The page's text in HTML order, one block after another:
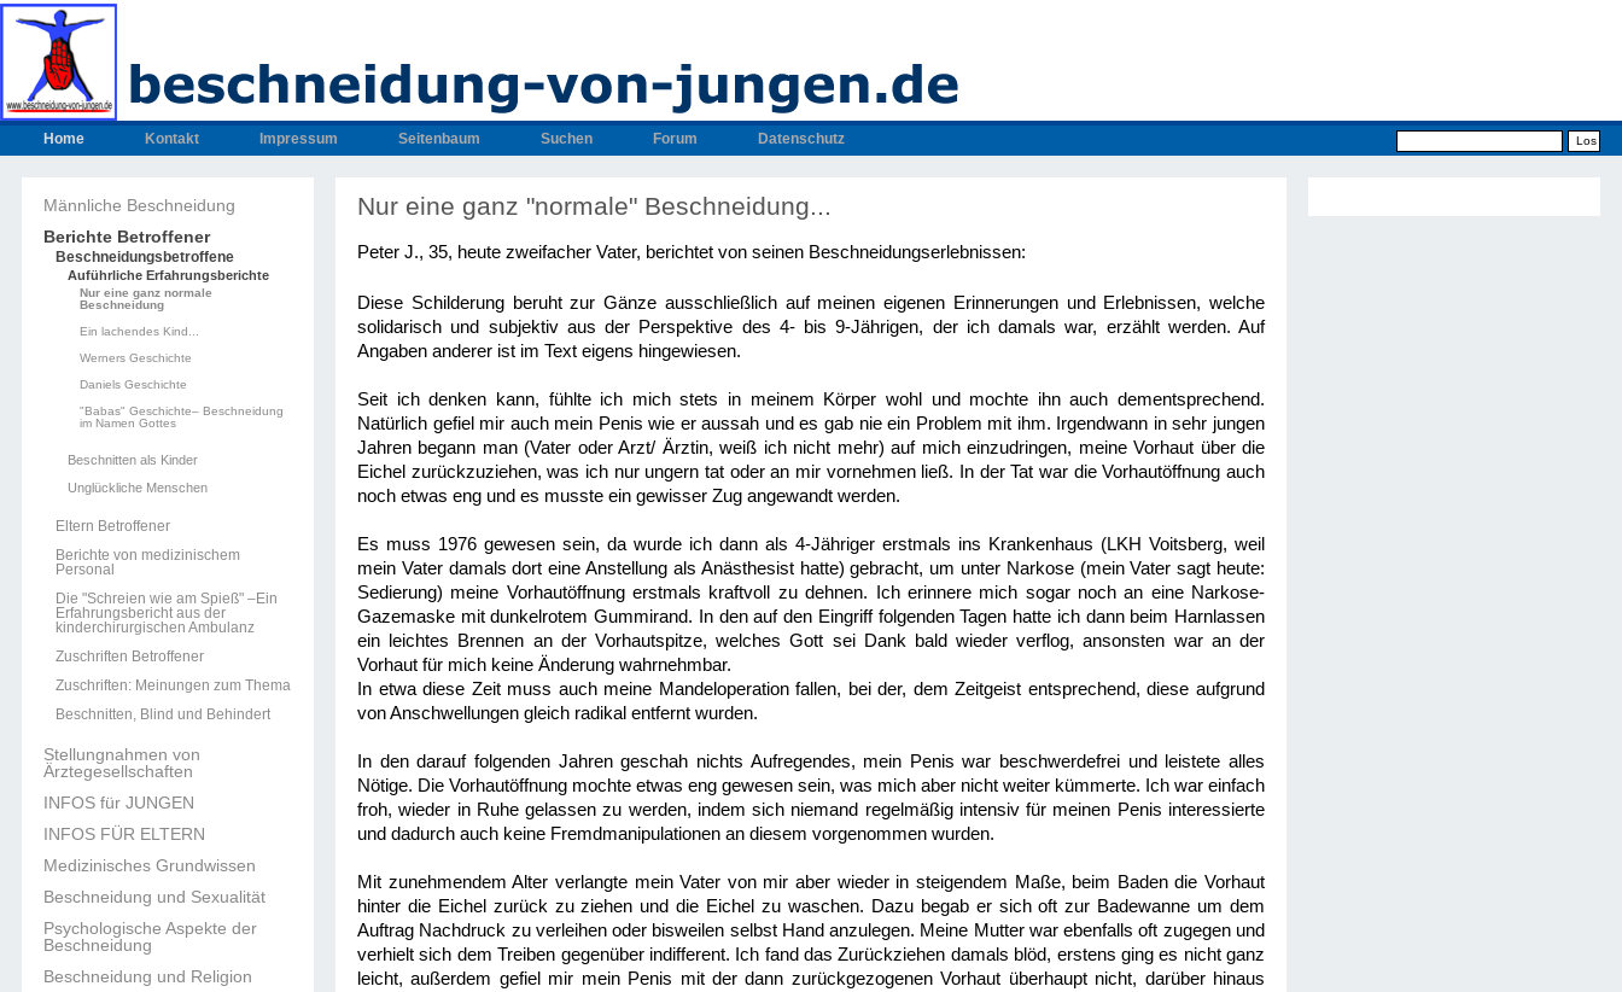
Home Kontakt Impressum Seitenbaum Suchen Forum Datenschutz
Männliche Beschneidung
Berichte Betroffener
Beschneidungsbetroffene
Auführliche Erfahrungsberichte
Nur eine ganz normale
Beschneidung
Ein lachendes Kind...
Werners Geschichte
Daniels Geschichte
"Babas" Geschichte– Beschneidung
im Namen Gottes
Beschnitten als Kinder
Unglückliche Menschen
Eltern Betroffener
Berichte von medizinischem
Personal
Die "Schreien wie am Spieß" –Ein
Erfahrungsbericht aus der
kinderchirurgischen Ambulanz
Zuschriften Betroffener
Zuschriften: Meinungen zum Thema
Beschnitten, Blind und Behindert
Stellungnahmen von
Ärztegesellschaften
INFOS für JUNGEN
INFOS FÜR ELTERN
Medizinisches Grundwissen
Beschneidung und Sexualität
Psychologische Aspekte der
Beschneidung
Beschneidung und Religion
Nur eine ganz "normale" Beschneidung...
Peter J., 35, heute zweifacher Vater, berichtet von seinen Beschneidungserlebnissen:
Diese Schilderung beruht zur Gänze ausschließlich auf meinen eigenen Erinnerungen und Erlebnissen, welche
solidarisch und subjektiv aus der Perspektive des 4- bis 9-Jährigen, der ich damals war, erzählt werden. Auf
Angaben anderer ist im Text eigens hingewiesen.
Seit ich denken kann, fühlte ich mich stets in meinem Körper wohl und mochte ihn auch dementsprechend.
Natürlich gefiel mir auch mein Penis wie er aussah und es gab nie ein Problem mit ihm. Irgendwann in sehr jungen
Jahren begann man (Vater oder Arzt/ Ärztin, weiß ich nicht mehr) auf mich einzudringen, meine Vorhaut über die
Eichel zurückzuziehen, was ich nur ungern tat oder an mir vornehmen ließ. In der Tat war die Vorhautöffnung auch
noch etwas eng und es musste ein gewisser Zug angewandt werden.
Es muss 1976 gewesen sein, da wurde ich dann als 4-Jähriger erstmals ins Krankenhaus (LKH Voitsberg, weil
mein Vater damals dort eine Anstellung als Anästhesist hatte) gebracht, um unter Narkose (mein Vater sagt heute:
Sedierung) meine Vorhautöffnung erstmals kraftvoll zu dehnen. Ich erinnere mich sogar noch an eine Narkose-
Gazemaske mit dunkelrotem Gummirand. In den auf den Eingriff folgenden Tagen hatte ich dann beim Harnlassen
ein leichtes Brennen an der Vorhautspitze, welches Gott sei Dank bald wieder verflog, ansonsten war an der
Vorhaut für mich keine Änderung wahrnehmbar.
In etwa diese Zeit muss auch meine Mandeloperation fallen, bei der, dem Zeitgeist entsprechend, diese aufgrund
von Anschwellungen gleich radikal entfernt wurden.
In den darauf folgenden Jahren geschah nichts Aufregendes, mein Penis war beschwerdefrei und leistete alles
Nötige. Die Vorhautöffnung mochte etwas eng gewesen sein, was mich aber nicht weiter kümmerte. Ich war einfach
froh, wieder in Ruhe gelassen zu werden, indem sich niemand regelmäßig intensiv für meinen Penis interessierte
und dadurch auch keine Fremdmanipulationen an diesem vorgenommen wurden.
Mit zunehmendem Alter verlangte mein Vater von mir aber wieder in steigendem Maße, beim Baden die Vorhaut
hinter die Eichel zurück zu ziehen und die Eichel zu waschen. Dazu begab er sich oft zur Badewanne um dem
Auftrag Nachdruck zu verleihen oder bisweilen selbst Hand anzulegen. Meine Mutter war ebenfalls oft zugegen und
verhielt sich dem Treiben gegenüber indifferent. Ich fand das Zurückziehen damals blöd, erstens ging es nicht ganz
leicht, außerdem gefiel mir mein Penis mit der dann zurückgezogenen Vorhaut überhaupt nicht, darüber hinaus